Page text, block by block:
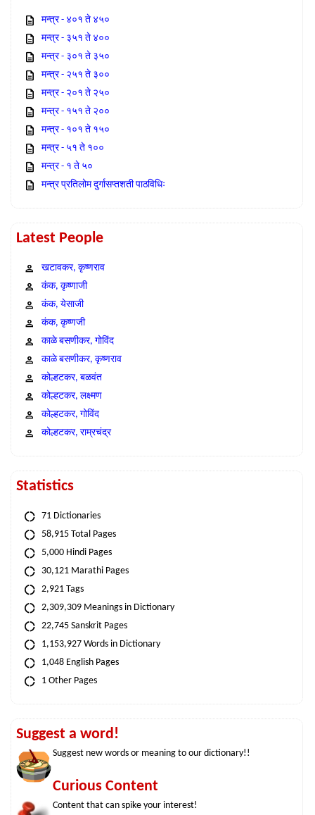
मन्त्र - ४०१ ते ४५०
मन्त्र - ३५१ ते ४००
मन्त्र - ३०१ ते ३५०
मन्त्र - २५१ ते ३००
मन्त्र - २०१ ते २५०
मन्त्र - १५१ ते २००
मन्त्र - १०१ ते १५०
मन्त्र - ५१ ते १००
मन्त्र - १ ते ५०
मन्त्र प्रतिलोम दुर्गासप्तशती पाठविधिः
Latest People
खटावकर, कृष्णराव
कंक, कृष्णाजी
कंक, येसाजी
कंक, कृष्णजी
काळे बसणीकर, गोविंद
काळे बसणीकर, कृष्णराव
कोल्हटकर, बळवंत
कोल्हटकर, लक्ष्मण
कोल्हटकर, गोविंद
कोल्हटकर, राम्रचंद्र
Statistics
71 Dictionaries
58,915 Total Pages
5,000 Hindi Pages
30,121 Marathi Pages
2,921 Tags
2,309,309 Meanings in Dictionary
22,745 Sanskrit Pages
1,153,927 Words in Dictionary
1,048 English Pages
1 Other Pages
Suggest a word!
Suggest new words or meaning to our dictionary!!
Curious Content
Content that can spike your interest!